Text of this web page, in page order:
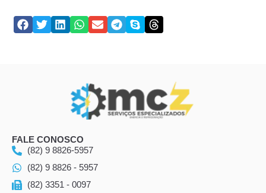
FALE CONOSCO
(82) 9 8826-5957
(82) 9 8826 - 5957
(82) 3351 - 0097